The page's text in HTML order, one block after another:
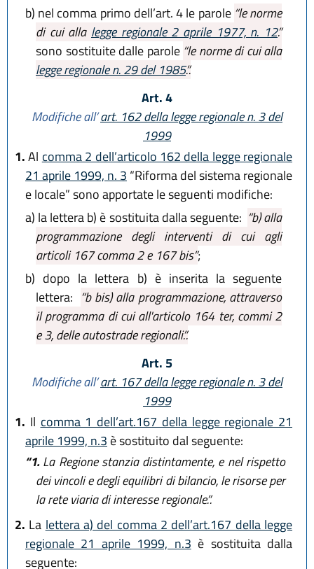
b) nel comma primo dell’art. 4 le parole “le norme
di cui alla legge regionale 2 aprile 1977, n. 12.”
sono sostituite dalle parole “le norme di cui alla
legge regionale n. 29 del 1985.”.
Art. 4
Modifiche all’art. 162 della legge regionale n. 3 del
1999
1.Al comma 2 dell’articolo 162 della legge regionale
21 aprile 1999, n. 3 “Riforma del sistema regionale
e locale” sono apportate le seguenti modifiche:
a) la lettera b) è sostituita dalla seguente: “b) alla
programmazione degli interventi di cui agli
articoli 167 comma 2 e 167 bis”;
b) dopo la lettera b) è inserita la seguente
lettera: “b bis) alla programmazione, attraverso
il programma di cui all'articolo 164 ter, commi 2
e 3, delle autostrade regionali.”.
Art. 5
Modifiche all’art. 167 della legge regionale n. 3 del
1999
1. Il comma 1 dell’art.167 della legge regionale 21
aprile 1999, n.3 è sostituito dal seguente:
“1.La Regione stanzia distintamente, e nel rispetto
dei vincoli e degli equilibri di bilancio, le risorse per
la rete viaria di interesse regionale.”.
2. La lettera a) del comma 2 dell’art.167 della legge
regionale 21 aprile 1999, n.3 è sostituita dalla
seguente: